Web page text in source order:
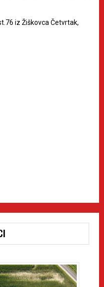
iz Žiškovca Četvrtak,